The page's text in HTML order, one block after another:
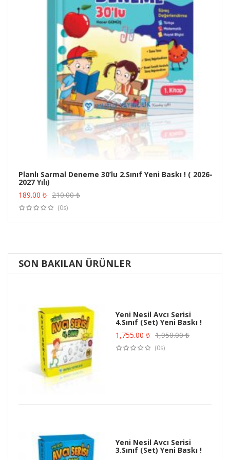
Planlı Sarmal Deneme 30’lu 2.Sınıf Yeni Baskı ! ( 2026-
2027 Yılı)
189.00 ₺ 210.00₺
(0s)
SON BAKILAN ÜRÜNLER
Yeni Nesil Avcı Serisi
4.Sınıf (Set) Yeni Baskı !
1,755.00₺ 1,950.00₺
(0s)
Yeni Nesil Avcı Serisi
3.Sınıf (Set) Yeni Baskı !